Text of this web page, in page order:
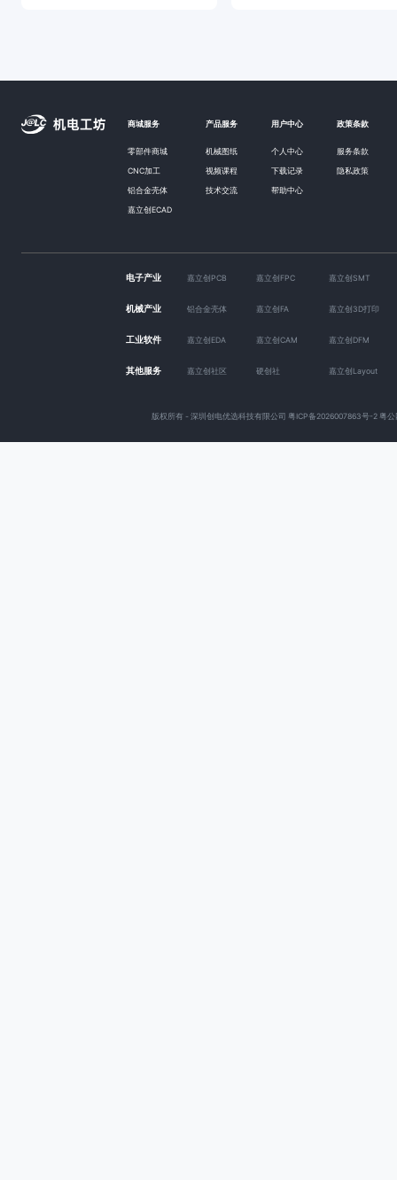
商城服务 产品服务 用户中心 政策条款
零部件商城 机械图纸 个人中心 服务条款
CNC加工 视频课程 下载记录 隐私政策
铝合金壳体 技术交流 帮助中心
嘉立创ECAD
电子产业 嘉立创PCB 嘉立创FPC 嘉立创SMT
机械产业 铝合金壳体 嘉立创FA 嘉立创3D打印
工业软件 嘉立创EDA 嘉立创CAM 嘉立创DFM
其他服务 嘉立创社区 硬创社 嘉立创Layout
版权所有 - 深圳创电优选科技有限公司 粤ICP备2026007863号-2 粤